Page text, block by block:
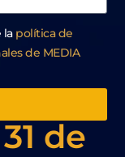
la política de
de MEDIA
de